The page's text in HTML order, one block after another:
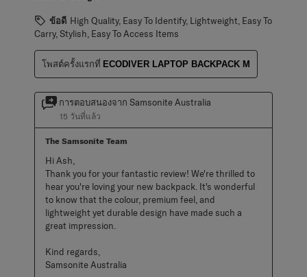
ข้อดี High Quality, Easy To Identify, Lightweight, Easy To
Carry, Stylish, Easy To Access Items
โพสต์ครั้งแรกที่ ECODIVER LAPTOP BACKPACK M
การตอบสนองจาก Samsonite Australia
15 วันที่แล้ว
The Samsonite Team
Hi Ash,
Thank you for your fantastic review! We're thrilled to
hear you're loving your new backpack. It's wonderful
to know that the colour, premium feel, and
lightweight yet durable design have made such a
great impression.
Kind regards,
Samsonite Australia